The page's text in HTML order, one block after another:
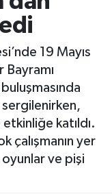
19 Mayıs
sergilenirken,
katıldı.
çalışmanın yer
ve pişi